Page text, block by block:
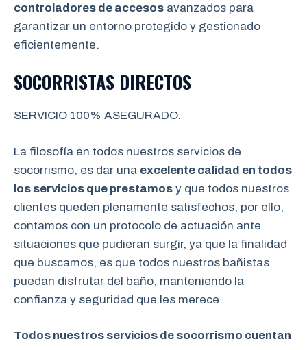
controladores de accesos avanzados para
garantizar un entorno protegido y gestionado
eficientemente.
SOCORRISTAS DIRECTOS
SERVICIO 100% ASEGURADO.
La filosofía en todos nuestros servicios de
socorrismo, es dar una excelente calidad en todos
los servicios que prestamos y que todos nuestros
clientes queden plenamente satisfechos, por ello,
contamos con un protocolo de actuación ante
situaciones que pudieran surgir, ya que la finalidad
que buscamos, es que todos nuestros bañistas
puedan disfrutar del baño, manteniendo la
confianza y seguridad que les merece.
Todos nuestros servicios de socorrismo cuentan